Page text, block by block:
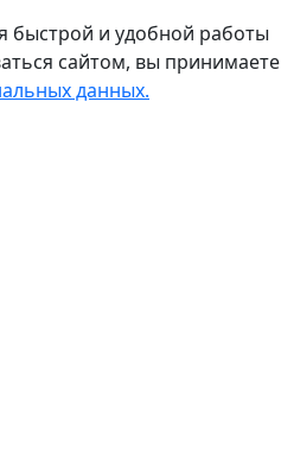
быстрой и удобной работы
сайтом, вы принимаете
данных.